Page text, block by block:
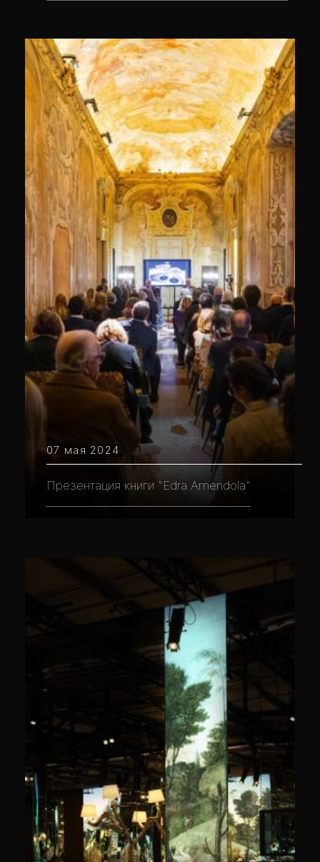
07 мая 2024
Презентация книги "Edra Amendola"